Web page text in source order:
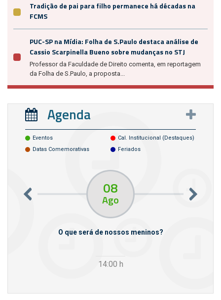
Tradição de pai para filho permanece há décadas na
FCMS
PUC-SP na Mídia: Folha de S.Paulo destaca análise de
Cassio Scarpinella Bueno sobre mudanças no STJ
Professor da Faculdade de Direito comenta, em reportagem
da Folha de S.Paulo, a proposta...
Agenda
Eventos
Cal. Institucional (destaques)
Datas Comemorativas
Feriados
08
Ago
O que será de nossos meninos?
14:00 h